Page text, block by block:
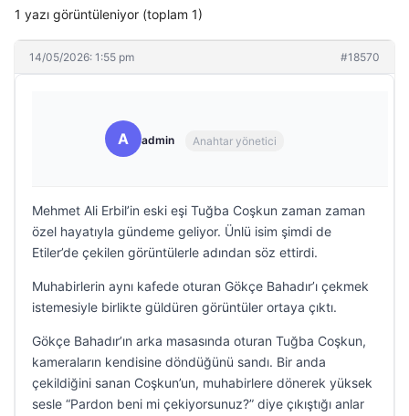
1 yazı görüntüleniyor (toplam 1)
14/05/2026: 1:55 pm #18570
A admin Anahtar yönetici
Mehmet Ali Erbil’in eski eşi Tuğba Coşkun zaman zaman
özel hayatıyla gündeme geliyor. Ünlü isim şimdi de
Etiler’de çekilen görüntülerle adından söz ettirdi.
Muhabirlerin aynı kafede oturan Gökçe Bahadır’ı çekmek
istemesiyle birlikte güldüren görüntüler ortaya çıktı.
Gökçe Bahadır’ın arka masasında oturan Tuğba Coşkun,
kameraların kendisine döndüğünü sandı. Bir anda
çekildiğini sanan Coşkun’un, muhabirlere dönerek yüksek
sesle “Pardon beni mi çekiyorsunuz?” diye çıkıştığı anlar